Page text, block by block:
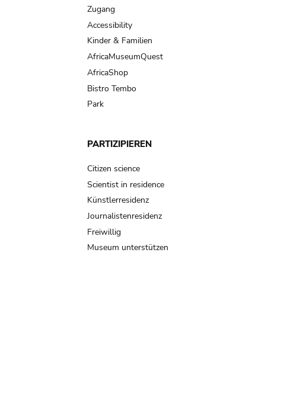
Zugang
Accessibility
Kinder & Familien
AfricaMuseumQuest
AfricaShop
Bistro Tembo
Park
PARTIZIPIEREN
Citizen science
Scientist in residence
Künstlerresidenz
Journalistenresidenz
Freiwillig
Museum unterstützen